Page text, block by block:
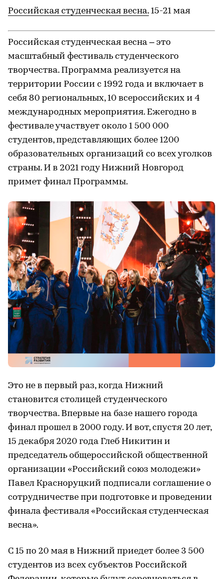
Российская студенческая весна.15-21 мая
Российская студенческая весна – это
масштабный фестиваль студенческого
творчества. Программа реализуется на
территории России с 1992 года и включает в
себя 80 региональных, 10 всероссийских и 4
международных мероприятия. Ежегодно в
фестивале участвует около 1 500 000
студентов, представляющих более 1200
образовательных организаций со всех уголков
страны. И в 2021 году Нижний Новгород
примет финал Программы.
Это не в первый раз, когда Нижний
становится столицей студенческого
творчества. Впервые на базе нашего города
финал прошел в 2000 году. И вот, спустя 20 лет,
15 декабря 2020 года Глеб Никитин и
председатель общероссийской общественной
организации «Российский союз молодежи»
Павел Красноруцкий подписали соглашение о
сотрудничестве при подготовке и проведении
финала фестиваля «Российская студенческая
весна».
С 15 по 20 мая в Нижний приедет более 3 500
студентов из всех субъектов Российской